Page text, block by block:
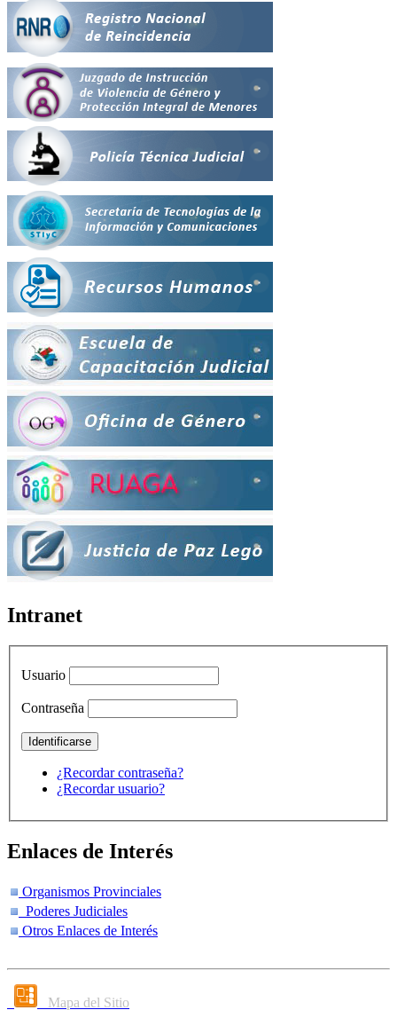
Intranet
Usuario
Contraseña
¿Recordar contraseña?
¿Recordar usuario?
Enlaces de Interés
Organismos Provinciales
Poderes Judiciales
Otros Enlaces de Interés
Mapa del Sitio